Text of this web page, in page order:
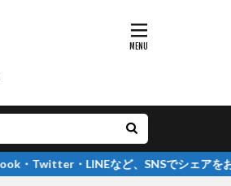
など、SNSでシェアをお願いします